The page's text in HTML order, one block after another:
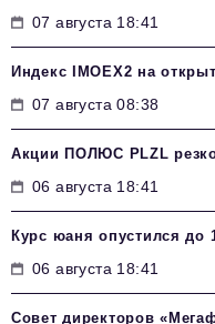
07 августа 18:41
Индекс IMOEX2 на
07 августа 08:38
Акции ПОЛЮС PLZL
06 августа 18:41
Курс юаня опустился до
06 августа 18:41
Совет директоров